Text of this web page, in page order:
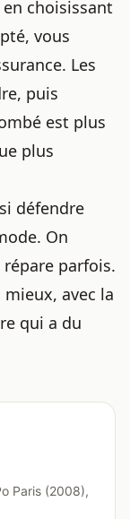
choisissant
vous
Les
puis
est plus
plus
défendre
On
parfois.
avec la
qui a du
Paris (2008),